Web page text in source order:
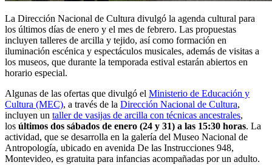
La Dirección Nacional de Cultura divulgó la agenda cultural para
los últimos días de enero y el mes de febrero. Las propuestas
incluyen talleres de arcilla y tejido, así como formación en
iluminación escénica y espectáculos musicales, además de visitas a
los museos, que durante la temporada estival estarán abiertos en
horario especial.
Algunas de las ofertas que divulgó el Ministerio de Educación y
Cultura (MEC), a través de la Dirección Nacional de Cultura,
incluyen un taller de vasijas de arcilla con técnicas ancestrales,
los últimos dos sábados de enero (24 y 31) a las 15:30 horas. La
actividad, que se desarrolla en la galería del Museo Nacional de
Antropología, ubicado en avenida De las Instrucciones 948,
Montevideo, es gratuita para infancias acompañadas por un adulto.